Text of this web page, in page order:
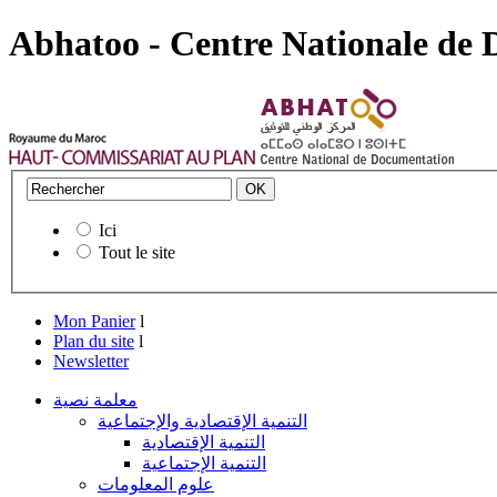
Abhatoo - Centre Nationale de
Ici
Tout le site
Mon Panier l
Plan du site l
Newsletter
معلمة نصية
التنمية الإقتصادية والإجتماعية
التنمية الإقتصادية
التنمية الإجتماعية
علوم المعلومات